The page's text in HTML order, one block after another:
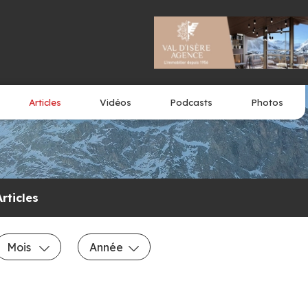
Articles Vidéos Podcasts Photos
Mois Année